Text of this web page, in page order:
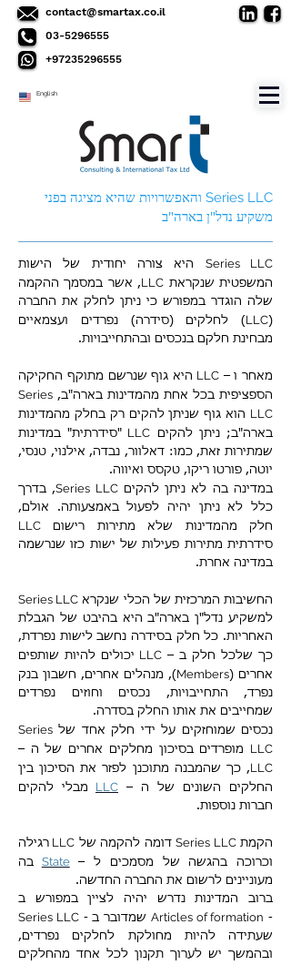
contact@smartax.co.il
03-5296555
+97235296555
English
Series LLC והאפשרויות שהיא מציגה בפני
משקיע נדל"ן בארה"ב
Series LLC היא צורה יחודית של הישות
המשפטית שנקראת LLC, אשר במסמך ההקמה
שלה הוגדר במפורש כי ניתן לחלק את החברה
(
LLC) לחלקים (סידרה) נפרדים ועצמאיים
מבחינת חלקם בנכסים ובהתחייבויות.
מאחר ו –LLC היא גוף שנרשם מתוקף החקיקה
הספציפית בכל אחת מהמדינות בארה"ב, Series
LLC הוא גוף שניתן להקים רק בחלק מהמדינות
בארה"ב; ניתן להקים LLC "סידרתית" במדינות
שמתירות זאת, כמו: דאלוור, נבדה, אילנוי, טנסי,
יוטה, פורטו ריקו, טקסס ואיווה.
במדינה בה לא ניתן להקיםSeries LLC, בדרך
כלל לא ניתן יהיה לפעול באמצעותה. אולם,
חלק מהמדינות שלא מתירות רישום LLC
סידרתית מתירות פעילות של ישות כזו שנרשמה
במדינה אחרת.
החשיבות המרכזית של הכלי שנקרא Series LLC
למשקיע נדל"ן בארה"ב היא בהיבט של הגבלת
האחריות. כל חלק בסידרה נחשב לישות נפרדת,
כך שלכל חלק ב – LLC יכולים להיות שותפים
אחרים (Members), מנהלים אחרים, חשבון בנק
נפרד, התחייבויות, נכסים וחוזים נפרדים
שמחייבים את אותו החלק בסדרה.
נכסים שמוחזקים על ידי חלק אחד של Series
LLC מופרדים בסיכון מחלקים אחרים של ה –
LLC, כך שהמבנה מתוכנן לפזר את הסיכון בין
החלקים השונים של ה – LLC
מבלי להקים
חברות נוספות.
הקמתSeries LLCדומה להקמה של LLC רגילה
וכרוכה בהגשה של מסמכים ל –State
בה
מעוניינים לרשום את החברה החדשה.
ברוב המדינות נדרש יהיה לציין במפורש ב
-
Articles of formation שמדובר ב -Series LLC
שעתידה להיות מחולקת לחלקים נפרדים,
ובהמשך יש לערוך תקנון לכל אחד מהחלקים